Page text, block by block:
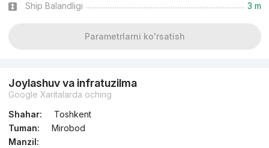
Ship Balandligi 3 m
Parametrlarni ko'rsatish
Joylashuv va infratuzilma
Google Xaritalarda oching
Shahar:
Toshkent
Tuman:
Mirobod
Manzil: